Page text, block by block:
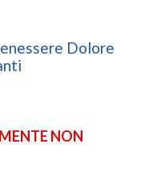
Dolore
NON